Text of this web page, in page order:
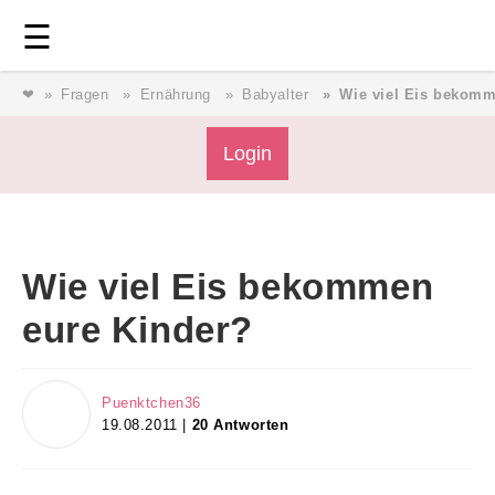
☰
❤ Fragen Ernährung Babyalter Wie viel Eis
Login
Wie viel Eis bekommen
eure Kinder?
Puenktchen36
19.08.2011 | 20 Antworten
Forum
Service
AGB & Impressum